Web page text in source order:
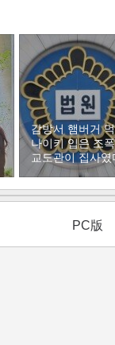
감방서 햄버거
나이키 입은 조
교도관이 집사였
PC版